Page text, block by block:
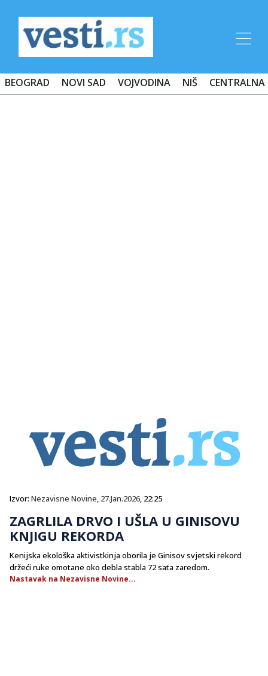
BEOGRAD NOVI SAD VOJVODINA NIŠ CENTRALNA
Izvor: Nezavisne Novine, 27.Jan.2026, 22:25
ZAGRLILA DRVO I UŠLA U GINISOVU
KNJIGU REKORDA
Kenijska ekološka aktivistkinja oborila je Ginisov svjetski rekord
držeći ruke omotane oko debla stabla 72 sata zaredom.
Nastavak na Nezavisne Novine...